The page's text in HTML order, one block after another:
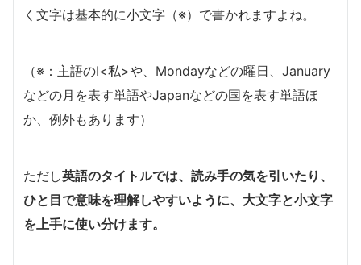
く文字は基本的に小文字（※）で書かれますよね。
（※：主語のI<私>や、Mondayなどの曜日、January
などの月を表す単語やJapanなどの国を表す単語ほ
か、例外もあります）
ただし英語のタイトルでは、読み手の気を引いたり、
ひと目で意味を理解しやすいように、大文字と小文字
を上手に使い分けます。